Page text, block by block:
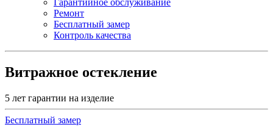
Гарантийное обслуживание
Ремонт
Бесплатный замер
Контроль качества
Витражное остекление
5 лет гарантии на изделие
Бесплатный замер